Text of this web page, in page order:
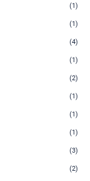
(1)
(1)
(4)
(1)
(2)
(1)
(1)
(1)
(3)
(2)